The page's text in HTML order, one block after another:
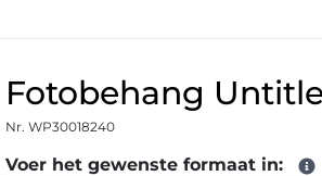
Fotobehang
Nr. WP30018240
Voer het gewenste formaat in: